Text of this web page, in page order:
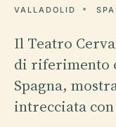
VALLADOLID
Il Teatro
di riferimento
Spagna,
intrecciata